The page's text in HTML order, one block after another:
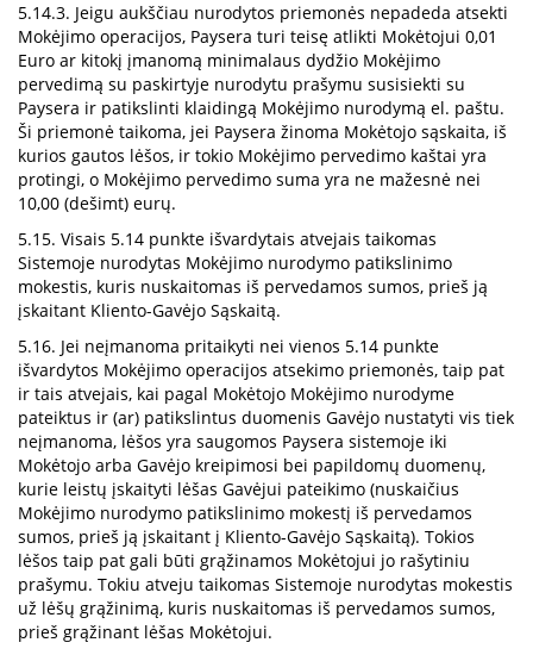
5.14.3. Jeigu aukščiau nurodytos priemonės nepadeda atsekti
Mokėjimo operacijos, Paysera turi teisę atlikti Mokėtojui 0,01
Euro ar kitokį įmanomą minimalaus dydžio Mokėjimo
pervedimą su paskirtyje nurodytu prašymu susisiekti su
Paysera ir patikslinti klaidingą Mokėjimo nurodymą el. paštu.
Ši priemonė taikoma, jei Paysera žinoma Mokėtojo sąskaita, iš
kurios gautos lėšos, ir tokio Mokėjimo pervedimo kaštai yra
protingi, o Mokėjimo pervedimo suma yra ne mažesnė nei
10,00 (dešimt) eurų.
5.15. Visais 5.14 punkte išvardytais atvejais taikomas
Sistemoje nurodytas Mokėjimo nurodymo patikslinimo
mokestis, kuris nuskaitomas iš pervedamos sumos, prieš ją
įskaitant Kliento-Gavėjo Sąskaitą.
5.16. Jei neįmanoma pritaikyti nei vienos 5.14 punkte
išvardytos Mokėjimo operacijos atsekimo priemonės, taip pat
ir tais atvejais, kai pagal Mokėtojo Mokėjimo nurodyme
pateiktus ir (ar) patikslintus duomenis Gavėjo nustatyti vis tiek
neįmanoma, lėšos yra saugomos Paysera sistemoje iki
Mokėtojo arba Gavėjo kreipimosi bei papildomų duomenų,
kurie leistų įskaityti lėšas Gavėjui pateikimo (nuskaičius
Mokėjimo nurodymo patikslinimo mokestį iš pervedamos
sumos, prieš ją įskaitant į Kliento-Gavėjo Sąskaitą). Tokios
lėšos taip pat gali būti grąžinamos Mokėtojui jo rašytiniu
prašymu. Tokiu atveju taikomas Sistemoje nurodytas mokestis
už lėšų grąžinimą, kuris nuskaitomas iš pervedamos sumos,
prieš grąžinant lėšas Mokėtojui.